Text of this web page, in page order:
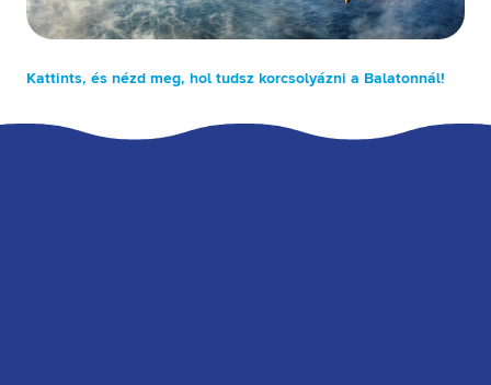
Kattints, és nézd meg, hol tudsz korcsolyázni a Balatonnál!